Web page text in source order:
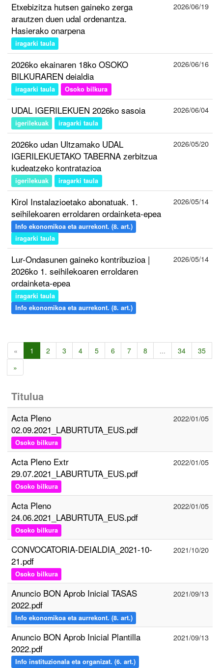
Etxebizitza hutsen gaineko zerga
arautzen duen udal ordenantza.
Hasierako onarpena
iragarki taula
2026/06/19
2026ko ekainaren 18ko OSOKO
BILKURAREN deialdia
iragarki taula Osoko bilkura
2026/06/16
UDAL IGERILEKUEN 2026ko sasoia
igerilekuak iragarki taula
2026/06/04
2026ko udan Ultzamako UDAL
IGERILEKUETAKO TABERNA zerbitzua
kudeatzeko kontratazioa
igerilekuak iragarki taula
2026/05/20
Kirol Instalazioetako abonatuak. 1.
seihilekoaren erroldaren ordainketa-epea
Info ekonomikoa eta aurrekont. (8. art.)
iragarki taula
2026/05/14
Lur-Ondasunen gaineko kontribuzioa |
2026ko 1. seihilekoaren erroldaren
ordainketa-epea
iragarki taula
Info ekonomikoa eta aurrekont. (8. art.)
2026/05/14
« 1 2 3 4 5 6 7 8 ... 34
35
»
Titulua
Acta Pleno
02.09.2021_LABURTUTA_EUS.pdf
Osoko bilkura
2022/01/05
Acta Pleno Extr
29.07.2021_LABURTUTA_EUS.pdf
Osoko bilkura
2022/01/05
Acta Pleno
24.06.2021_LABURTUTA_EUS.pdf
Osoko bilkura
2022/01/05
CONVOCATORIA-DEIALDIA_2021-10-
21.pdf
Osoko bilkura
2021/10/20
Anuncio BON Aprob Inicial TASAS
2022.pdf
Info ekonomikoa eta aurrekont. (8. art.)
2021/09/13
Anuncio BON Aprob Inicial Plantilla
2022.pdf
Info instituzionala eta organizat. (6. art.)
2021/09/13